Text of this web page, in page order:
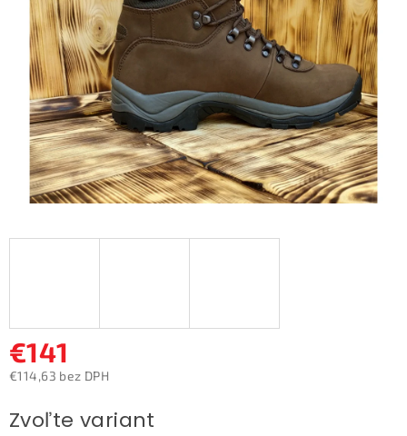
hviezdičiek.
€141
€114,63 bez DPH
cena:
Zvoľte variant